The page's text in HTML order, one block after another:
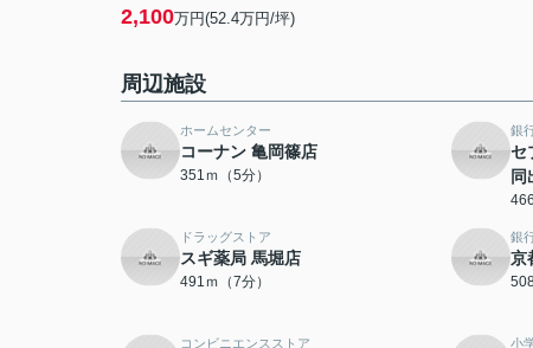
2,100万円(52.4万円/坪)
周辺施設
ホームセンター
コーナン 亀岡篠店
351ｍ（5分）
銀
セ
同
ドラッグストア
スギ薬局 馬堀店
491ｍ（7分）
銀
京
コンビニエンスストア 小